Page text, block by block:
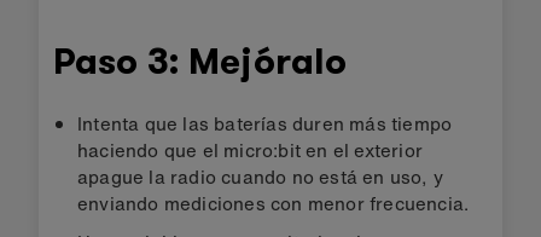
Paso 3: Mejóralo
Intenta que las baterías duren más tiempo
haciendo que el micro:bit en el exterior
apague la radio cuando no está en uso, y
enviando mediciones con menor frecuencia.